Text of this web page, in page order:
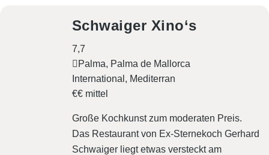
Schwaiger Xino‘s
7,7
Palma, Palma de Mallorca
International
Mediterran
€€ mittel
Große Kochkunst zum moderaten Preis.
Das Restaurant von Ex-Sternekoch Gerhard
Schwaiger liegt etwas versteckt am